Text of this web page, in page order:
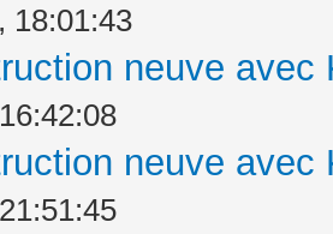
18:01:43
neuve avec
neuve avec